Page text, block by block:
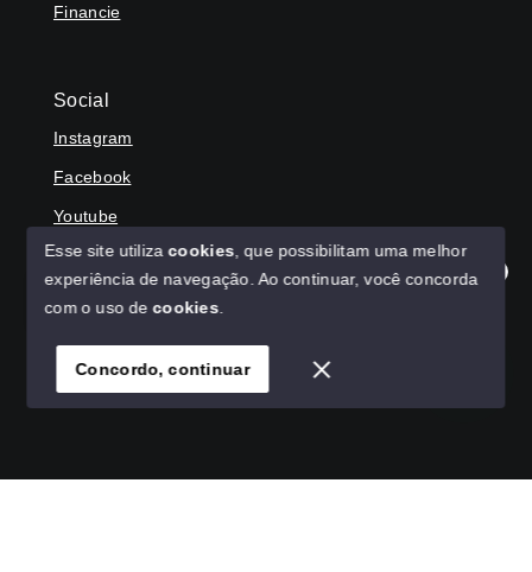
Olá! Agradecemos seu contato, como podemos ajudar?
Financie
Social
Instagram
Facebook
Youtube
© Copyright 2026 - HAGA IMÓVEIS - Todos os direitos
SITE PARA IMOBILIARIA
Esse site utilizacookies , que possibilitam uma melhor
experiência de navegação. Ao continuar, você concorda
com o uso decookies
Concordo, continuar